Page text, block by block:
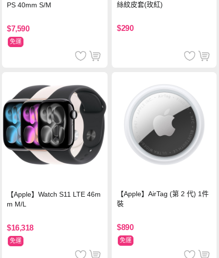
PS 40mm S/M
$7,590
免運
絲紋皮套(玫紅)
$290
【Apple】Watch S11 LTE 46m
m M/L
$16,318
免運
【Apple】AirTag (第 2 代) 1件
裝
$890
免運